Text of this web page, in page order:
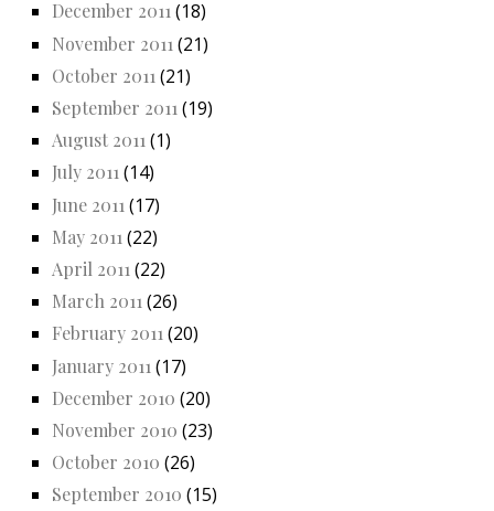
December 2011(18)
November 2011 (21)
October 2011 (21)
September 2011 (19)
August 2011(1)
July 2011(14)
June 2011 (17)
May 2011 (22)
April 2011 (22)
March 2011 (26)
February 2011(20)
January 2011 (17)
December 2010 (20)
November 2010 (23)
October 2010 (26)
September 2010 (15)